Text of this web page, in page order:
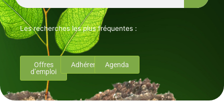
Les recherches les plus fréquentes :
Offres
d’emploi
Adhérents Agenda